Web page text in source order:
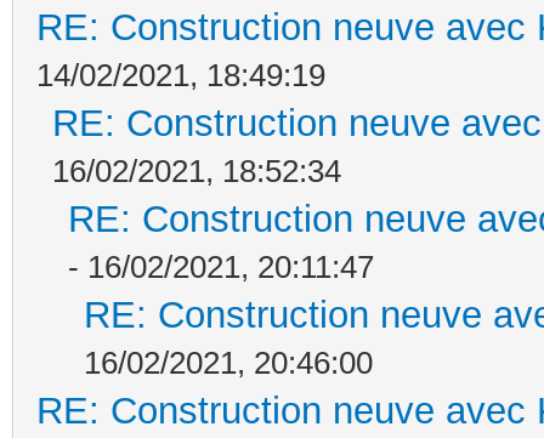
RE: Construction neuve avec
14/02/2021, 18:49:19
RE: Construction neuve
16/02/2021, 18:52:34
RE: Construction neuve
- 16/02/2021, 20:11:47
RE: Construction neuve
16/02/2021, 20:46:00
RE: Construction neuve avec